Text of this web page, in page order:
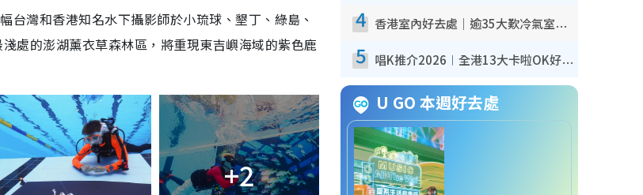
灣和香港知名水下攝影師於小琉球、墾丁、綠島、
處的澎湖薰衣草森林區，將重現東吉嶼海域的紫色鹿
+2
4 香港室內好去處｜逾35大歎冷氣室內好去處推介 室內活動免費避雨無懼落雨
5 唱K推介2026︱全港13大卡啦OK好去處！最平$36起 日文K都有！(附地址+收費詳情)
U GO 本週好去處